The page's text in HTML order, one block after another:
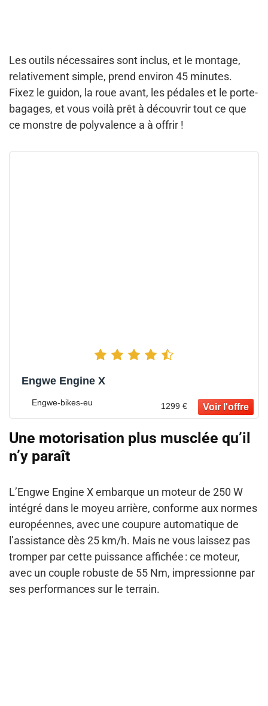
Les outils nécessaires sont inclus, et le montage,
relativement simple, prend environ 45 minutes.
Fixez le guidon, la roue avant, les pédales et le porte-
bagages, et vous voilà prêt à découvrir tout ce que
ce monstre de polyvalence a à offrir !
Engwe Engine X
Engwe-bikes-eu 1299 €
Une motorisation plus musclée qu’il
n’y paraît
L’Engwe Engine X embarque un moteur de 250 W
intégré dans le moyeu arrière, conforme aux normes
européennes, avec une coupure automatique de
l’assistance dès 25 km/h. Mais ne vous laissez pas
tromper par cette puissance affichée : ce moteur,
avec un couple robuste de 55 Nm, impressionne par
ses performances sur le terrain.